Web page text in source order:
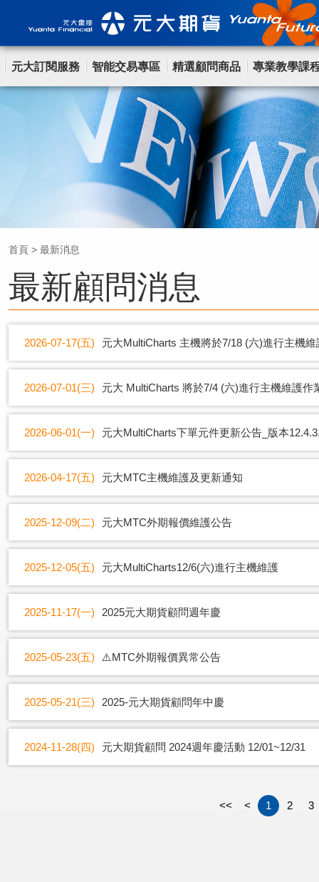
元大訂閱服務 智能交易專區 精選顧問商品 專業教學課
首頁 > 最新消息
最新顧問消息
2026-07-17(五) 元大MultiCharts 主機將於7/18 (六)進行主機
2026-07-01(三) 元大 MultiCharts 將於7/4 (六)進行主機維護作
2026-06-01(一) 元大MultiCharts下單元件更新公告_版本
2026-04-17(五) 元大MTC主機維護及更新通知
2025-12-09(二) 元大MTC外期報價維護公告
2025-12-05(五) 元大MultiCharts12/6(六)進行主機維護
2025-11-17(一) 2025元大期貨顧問週年慶
2025-05-23(五) ⚠️MTC外期報價異常公告
2025-05-21(三) 2025-元大期貨顧問年中慶
2024-11-28(四) 元大期貨顧問 2024週年慶活動 12/01~12/31
<< < 1 2 3